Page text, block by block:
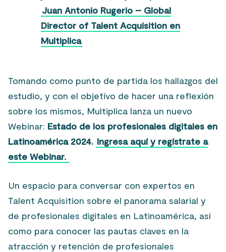
Juan Antonio Rugerio – Global
Director of Talent Acquisition en
Multiplica
Tomando como punto de partida los hallazgos del
estudio, y con el objetivo de hacer una reflexión
sobre los mismos, Multiplica lanza un nuevo
Webinar: Estado de los profesionales digitales en
Latinoamérica 2024. Ingresa aquí y regístrate a
este Webinar.
Un espacio para conversar con expertos en
Talent Acquisition sobre el panorama salarial y
de profesionales digitales en Latinoamérica, así
como para conocer las pautas claves en la
atracción y retención de profesionales